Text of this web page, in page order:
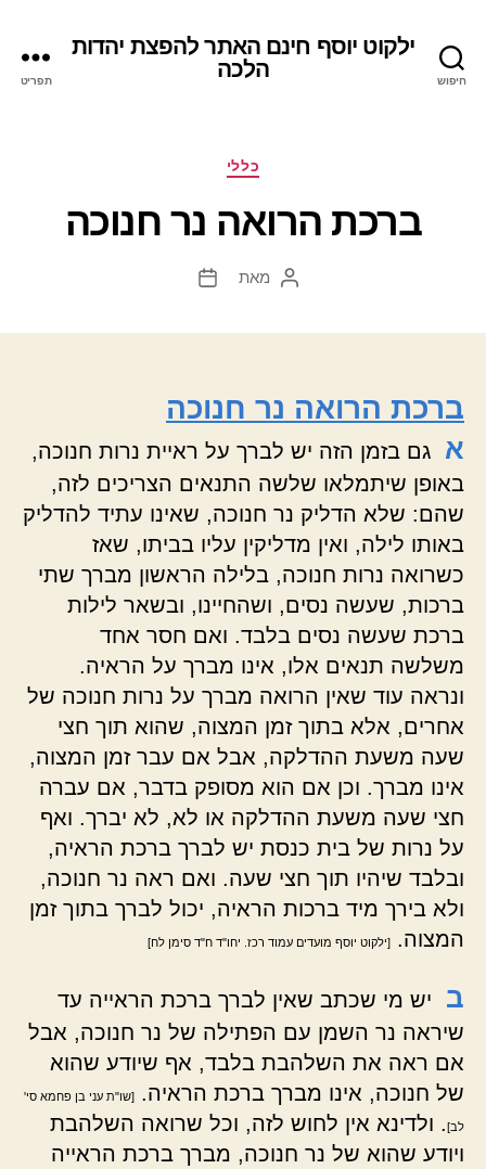
חיפוש
ילקוט יוסף חינם האתר להפצת יהדות
הלכה
תפריט
קטגוריותכללי
ברכת הרואה נר חנוכה
המחבר
מאת
תאריך
ברכת הרואה נר חנוכה
א
גם בזמן הזה יש לברך על ראיית נרות חנוכה,
באופן שיתמלאו שלשה התנאים הצריכים לזה,
שהם: שלא הדליק נר חנוכה, שאינו עתיד להדליק
באותו לילה, ואין מדליקין עליו בביתו, שאז
כשרואה נרות חנוכה, בלילה הראשון מברך שתי
ברכות, שעשה נסים, ושהחיינו, ובשאר לילות
ברכת שעשה נסים בלבד. ואם חסר אחד
משלשה תנאים אלו, אינו מברך על הראיה.
ונראה עוד שאין הרואה מברך על נרות חנוכה של
אחרים, אלא בתוך זמן המצוה, שהוא תוך חצי
שעה משעת ההדלקה, אבל אם עבר זמן המצוה,
אינו מברך. וכן אם הוא מסופק בדבר, אם עברה
חצי שעה משעת ההדלקה או לא, לא יברך. ואף
על נרות של בית כנסת יש לברך ברכת הראיה,
ובלבד שיהיו תוך חצי שעה. ואם ראה נר חנוכה,
ולא בירך מיד ברכות הראיה, יכול לברך בתוך זמן
המצוה. [ילקוט יוסף מועדים עמוד רכז. יחו"ד ח"ד סימן לח]
ב
יש מי שכתב שאין לברך ברכת הראייה עד
שיראה נר השמן עם הפתילה של נר חנוכה, אבל
אם ראה את השלהבת בלבד, אף שיודע שהוא
של חנוכה, אינו מברך ברכת הראיה. [שו"ת עני בן פחמא סי'
לב]. ולדינא אין לחוש לזה, וכל שרואה השלהבת
ויודע שהוא של נר חנוכה, מברך ברכת הראייה